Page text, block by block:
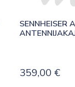
SENNHEISER
359,00 €